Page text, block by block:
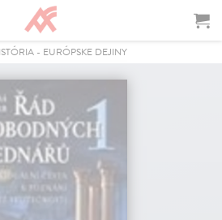
- EURÓPSKE DEJINY